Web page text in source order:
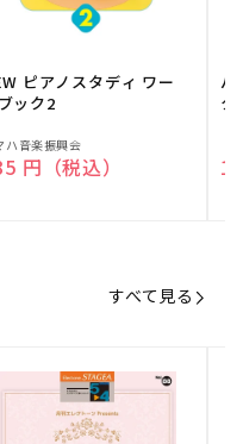
ピアノスタディ ワー
ック2
ハ音楽振興会
価格
円（税込）
バ
ク
売
すべて見る